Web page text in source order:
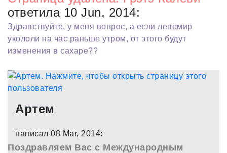
ответила 10 Jun, 2014:
Здравствуйте, у меня вопрос, а если левемир
укололи на час раньше утром, от этого будут
изменения в сахаре??
Артем
написал 08 Mar, 2014:
Поздравляем Вас с Международным